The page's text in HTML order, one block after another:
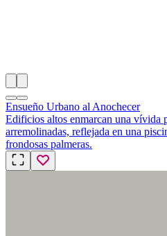
Ensueño Urbano al Anochecer
Edificios altos enmarcan una vívida
arremolinadas, reflejada en una
frondosas palmeras.